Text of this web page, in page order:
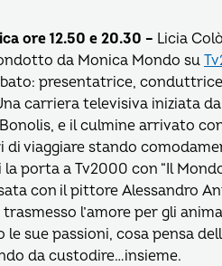
ore 12.50 e 20.30 – Licia
da Monica Mondo su
presentatrice,
carriera televisiva iniziata
e il culmine arrivato con
viaggiare stando
porta a Tv2000 con “Il
con il pittore Alessandro
l’amore per gli
sue passioni, cosa pensa
da custodire…insieme.